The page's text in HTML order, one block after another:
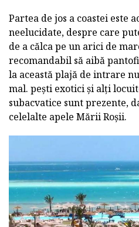
Partea de jos a coastei este
neelucidate, despre care
de a călca pe un arici de
recomandabil să aibă
la această plajă de intrare
mal. pești exotici și alți
subacvatice sunt prezente,
celelalte apele Mării Roșii.